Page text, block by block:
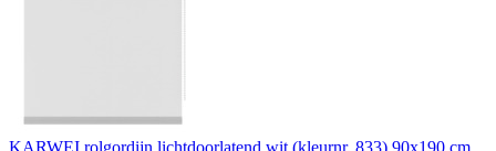
KARWEI rolgordijn lichtdoorlatend wit (kleurnr. 833) 90x190 cm